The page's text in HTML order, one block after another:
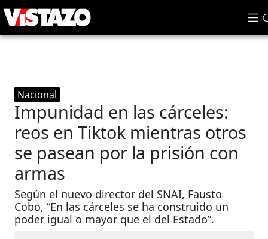
Nacional
Impunidad en las cárceles:
reos en Tiktok mientras otros
se pasean por la prisión con
armas
Según el nuevo director del SNAI, Fausto
Cobo, “En las cárceles se ha construido un
poder igual o mayor que el del Estado”.